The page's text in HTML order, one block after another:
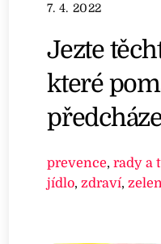
7. 4. 2022
Jezte
které
prevence,rady a
jídlo, zdraví,